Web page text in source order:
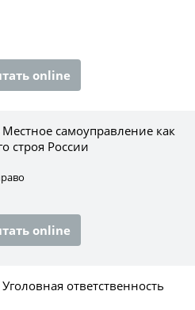
online
самоуправление как
строя России
online
ответственность